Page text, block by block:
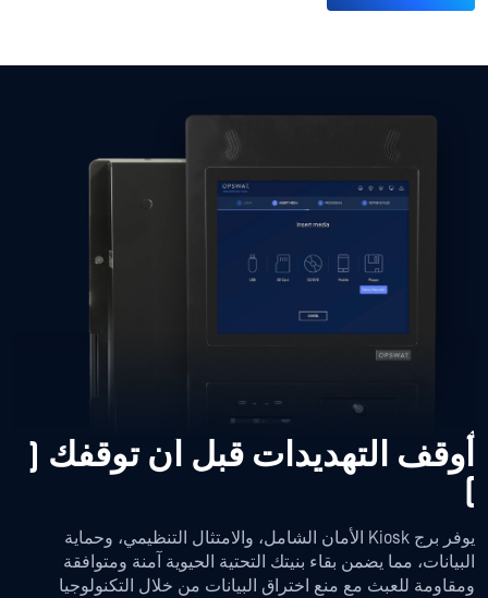
أوقف التهديدات قبل أن توقفك (
)
يوفر برج Kiosk الأمان الشامل، والامتثال التنظيمي، وحماية
البيانات، مما يضمن بقاء بنيتك التحتية الحيوية آمنة ومتوافقة
ومقاومة للعبث مع منع اختراق البيانات من خلال التكنولوجيا